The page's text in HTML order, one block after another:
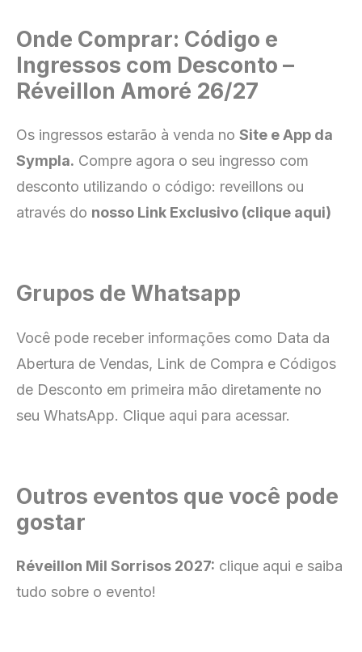
Onde Comprar: Código e
Ingressos com Desconto –
Réveillon Amoré 26/27
Os ingressos estarão à venda no Site e App da
Sympla. Compre agora o seu ingresso com
desconto utilizando o código: reveillons ou
através do nosso Link Exclusivo (clique aqui)
Grupos de Whatsapp
Você pode receber informações como Data da
Abertura de Vendas, Link de Compra e Códigos
de Desconto em primeira mão diretamente no
seu WhatsApp. Clique aqui para acessar.
Outros eventos que você pode
gostar
Réveillon Mil Sorrisos 2027: clique aqui e saiba
tudo sobre o evento!